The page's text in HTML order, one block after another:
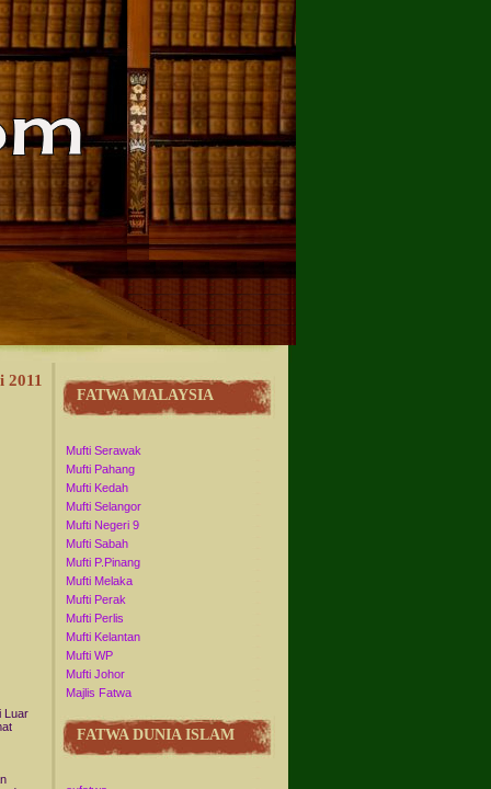
2011
Luar
FATWA MALAYSIA
Mufti Serawak
Mufti Pahang
Mufti Kedah
Mufti Selangor
Mufti Negeri 9
Mufti Sabah
Mufti P.Pinang
Mufti Melaka
Mufti Perak
Mufti Perlis
Mufti Kelantan
Mufti WP
Mufti Johor
Majlis Fatwa
FATWA DUNIA ISLAM